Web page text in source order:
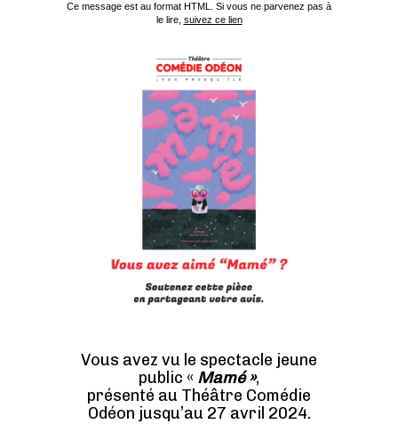
Ce message est au format HTML. Si vous ne parvenez pas à
le lire, suivez ce lien
Vous avez vu le spectacle jeune
public « Mamé »,
présenté au Théâtre Comédie
Odéon jusqu’au 27 avril 2024.